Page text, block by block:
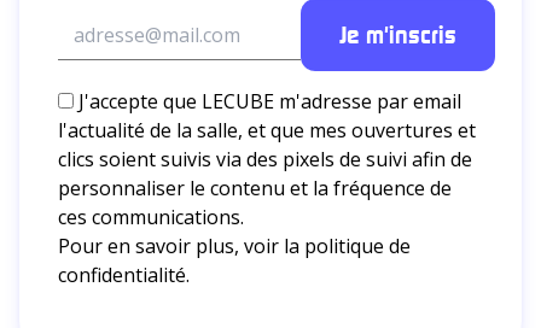
J'accepte que LECUBE m'adresse par email
l'actualité de la salle, et que mes ouvertures et
clics soient suivis via des pixels de suivi afin de
personnaliser le contenu et la fréquence de
ces communications.
Pour en savoir plus, voir la politique de
confidentialité.